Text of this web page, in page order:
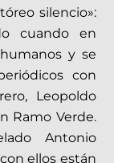
silencio»:
cuando en
y se
con
Leopoldo
Ramo Verde.
Antonio
ellos están